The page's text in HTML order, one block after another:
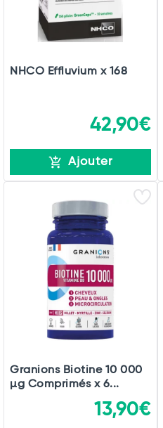
NHCO Effluvium x 168
42,90€
Ajouter
Granions Biotine 10 000
µg Comprimés x 6...
13,90€